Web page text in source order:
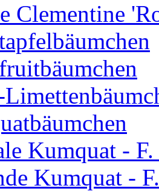
Clementine
Kumquat -
Kumquat -